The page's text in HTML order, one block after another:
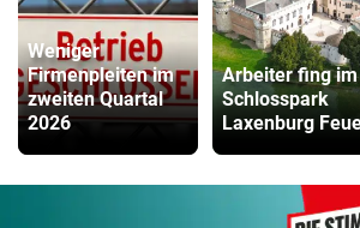
Weniger
Firmenpleiten im
zweiten Quartal
2026
Arbeiter fing im
Schlosspark
Laxenburg